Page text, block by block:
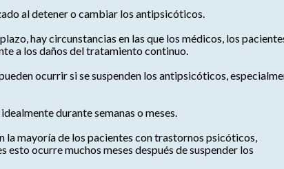
al detener o cambiar los antipsicóticos.
hay circunstancias en las que los médicos, los
a los daños del tratamiento continuo.
ocurrir si se suspenden los antipsicóticos,
durante semanas o meses.
la mayoría de los pacientes con trastornos psicóticos,
ocurre muchos meses después de suspender los